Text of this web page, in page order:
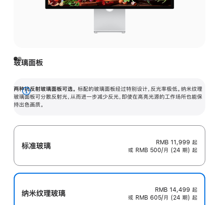
玻璃面板
两种抗反射玻璃面板可选。 标配的玻璃面板经过特别设计，反光率极低。纳米纹理
玻璃面板可分散反射光，从而进一步减少反光，即使在高亮光源的工作场所也能保
持出色画质。
展
开
标准玻璃 RMB 11,999 起
或 RMB 500/月 (24 期) 起
纳米纹理玻璃 RMB 14,499 起
或 RMB 605/月 (24 期) 起